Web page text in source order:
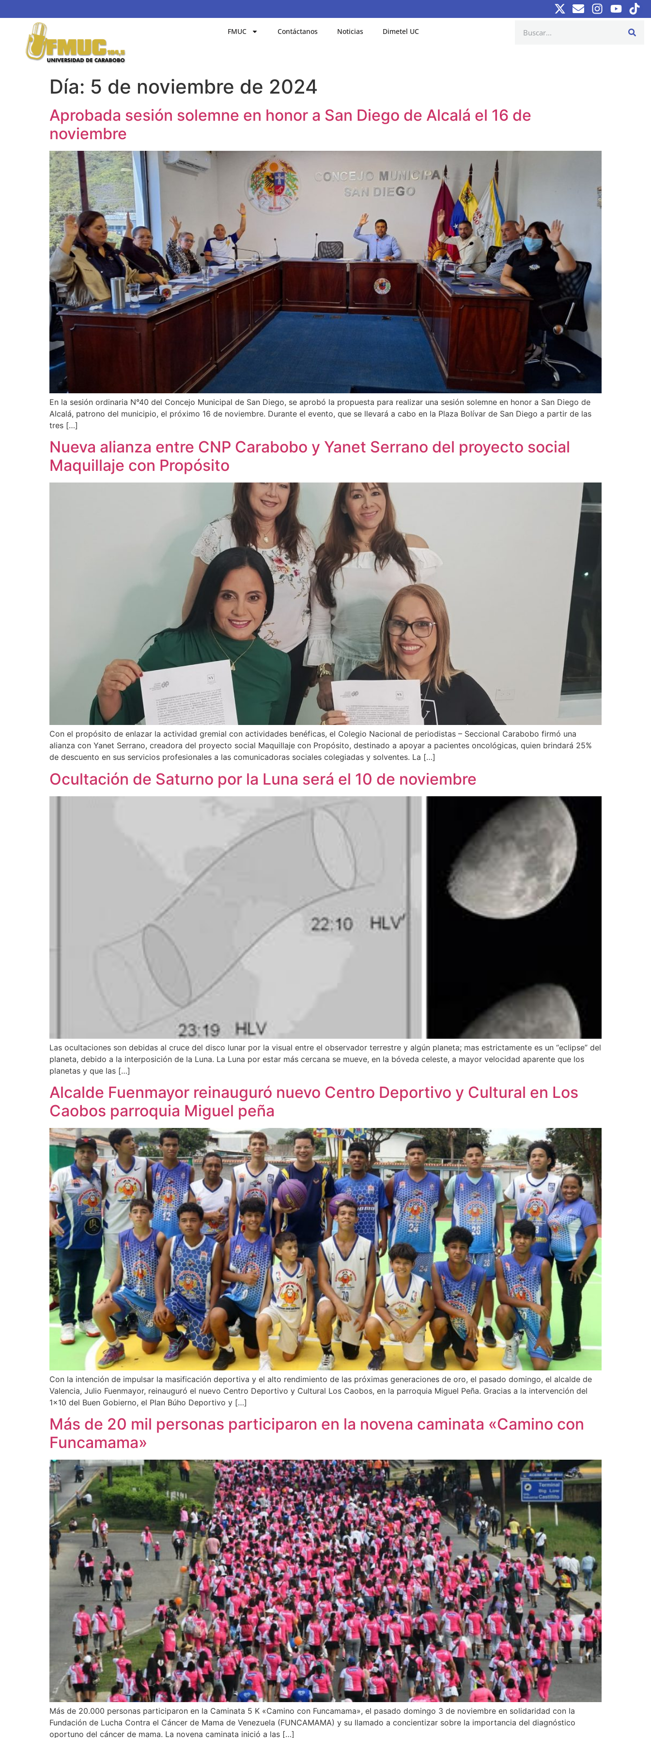
FMUC Contáctanos Noticias Dimetel UC
Día: 5 de noviembre de 2024
Aprobada sesión solemne en honor a San Diego de Alcalá el 16 de
noviembre
En la sesión ordinaria N°40 del Concejo Municipal de San Diego, se aprobó la propuesta para realizar una sesión solemne en honor a San Diego de
Alcalá, patrono del municipio, el próximo 16 de noviembre. Durante el evento, que se llevará a cabo en la Plaza Bolívar de San Diego a partir de las
tres […]
Nueva alianza entre CNP Carabobo y Yanet Serrano del proyecto social
Maquillaje con Propósito
Con el propósito de enlazar la actividad gremial con actividades benéficas, el Colegio Nacional de periodistas – Seccional Carabobo firmó una
alianza con Yanet Serrano, creadora del proyecto social Maquillaje con Propósito, destinado a apoyar a pacientes oncológicas, quien brindará 25%
de descuento en sus servicios profesionales a las comunicadoras sociales colegiadas y solventes. La […]
Ocultación de Saturno por la Luna será el 10 de noviembre
Las ocultaciones son debidas al cruce del disco lunar por la visual entre el observador terrestre y algún planeta; mas estrictamente es un “eclipse” del
planeta, debido a la interposición de la Luna. La Luna por estar más cercana se mueve, en la bóveda celeste, a mayor velocidad aparente que los
planetas y que las […]
Alcalde Fuenmayor reinauguró nuevo Centro Deportivo y Cultural en Los
Caobos parroquia Miguel peña
Con la intención de impulsar la masificación deportiva y el alto rendimiento de las próximas generaciones de oro, el pasado domingo, el alcalde de
Valencia, Julio Fuenmayor, reinauguró el nuevo Centro Deportivo y Cultural Los Caobos, en la parroquia Miguel Peña. Gracias a la intervención del
1×10 del Buen Gobierno, el Plan Búho Deportivo y […]
Más de 20 mil personas participaron en la novena caminata «Camino con
Funcamama»
Más de 20.000 personas participaron en la Caminata 5 K «Camino con Funcamama», el pasado domingo 3 de noviembre en solidaridad con la
Fundación de Lucha Contra el Cáncer de Mama de Venezuela (FUNCAMAMA) y su llamado a concientizar sobre la importancia del diagnóstico
oportuno del cáncer de mama. La novena caminata inició a las […]